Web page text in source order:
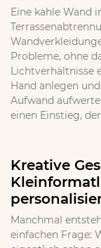
Eine kahle Wand
Probleme, ohne
Lichtverhältnisse
Hand anlegen
Aufwand
einen Einstieg,
Kreative
Manchmal
einfachen Frage: